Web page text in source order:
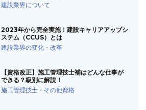
建設業界について
2023年から完全実施！建設キャリアアップシ
ステム（CCUS）とは
建設業界の変化・改革
【資格改正】施工管理技士補はどんな仕事が
できる？級別に解説！
施工管理技士・その他資格